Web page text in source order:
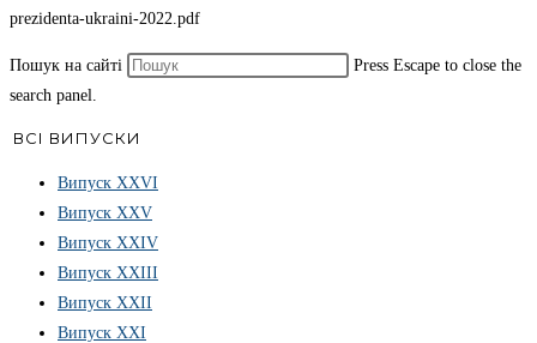
prezidenta-ukraini-2022.pdf
Пошук на сайті
Press Escape to close the
search panel.
ВСІ ВИПУСКИ
Випуск ХХVІ
Випуск XXV
Випуск XXIV
Випуск XXIII
Випуск XXII
Випуск XXI